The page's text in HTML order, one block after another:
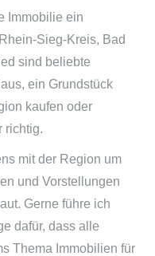
Immobilie ein
Sieg-Kreis, Bad
sind beliebte
ein Grundstück
kaufen oder
richtig.
mit der Region um
und Vorstellungen
Gerne führe ich
dafür, dass alle
Thema Immobilien für